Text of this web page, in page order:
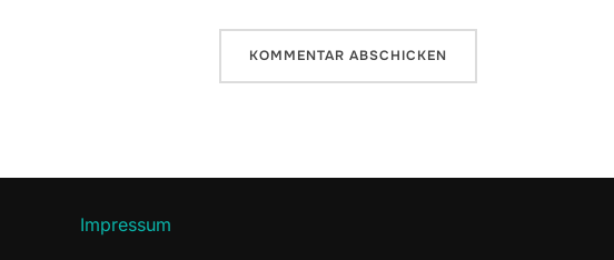
Impressum